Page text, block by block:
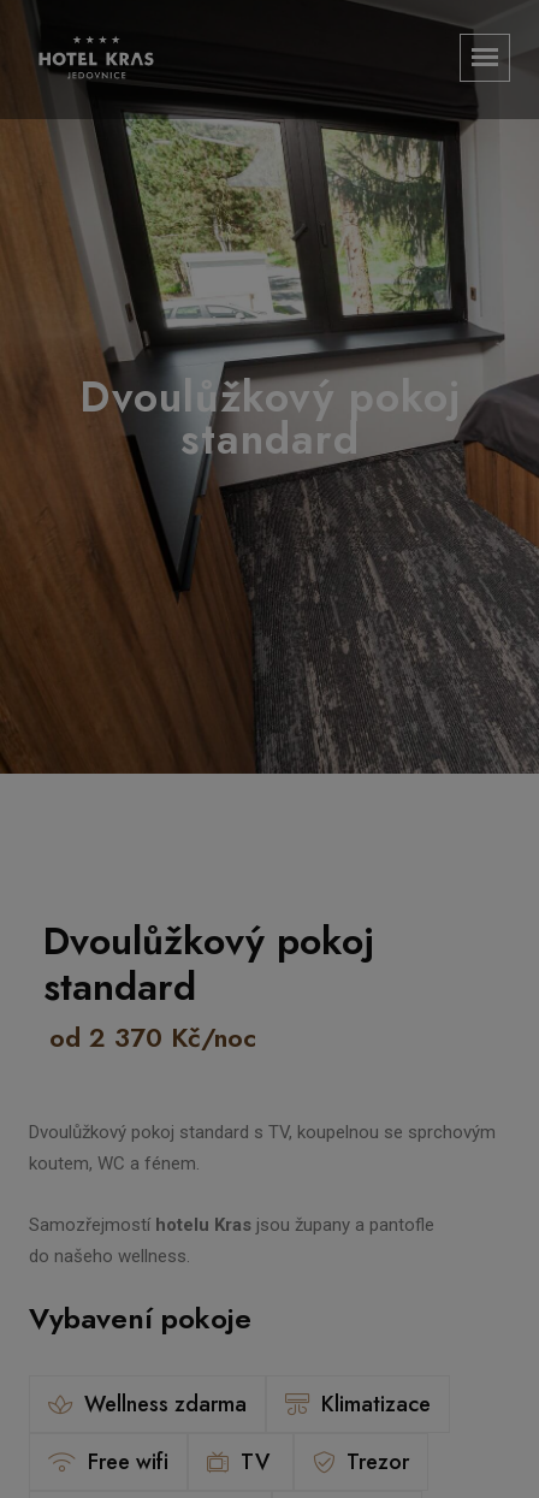
Dvoulůžkový pokoj
standard
Dvoulůžkový pokoj
standard
od 2 370 Kč/noc
Dvoulůžkový pokoj standard s TV, koupelnou se sprchovým
koutem, WC a fénem.
Samozřejmostí hotelu Kras jsou župany a pantofle
do našeho wellness.
Vybavení pokoje
Wellness zdarma
Klimatizace
Free wifi
TV
Trezor